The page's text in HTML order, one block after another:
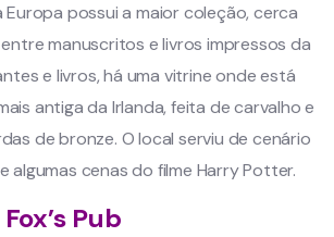
possui a maior coleção, cerca
manuscritos e livros impressos da
e livros, há uma vitrine onde está
antiga da Irlanda, feita de carvalho e
de bronze. O local serviu de cenário
algumas cenas do filme Harry Potter.
Pub